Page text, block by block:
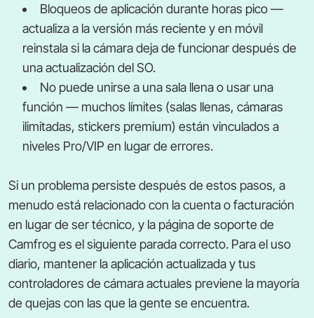
Bloqueos de aplicación durante horas pico —
actualiza a la versión más reciente y en móvil
reinstala si la cámara deja de funcionar después de
una actualización del SO.
No puede unirse a una sala llena o usar una
función — muchos límites (salas llenas, cámaras
ilimitadas, stickers premium) están vinculados a
niveles Pro/VIP en lugar de errores.
Si un problema persiste después de estos pasos, a
menudo está relacionado con la cuenta o facturación
en lugar de ser técnico, y la página de soporte de
Camfrog es el siguiente parada correcto. Para el uso
diario, mantener la aplicación actualizada y tus
controladores de cámara actuales previene la mayoría
de quejas con las que la gente se encuentra.